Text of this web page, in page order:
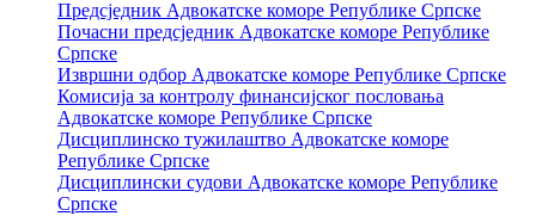
Предсједник Адвокатске коморе Републике Српске
Почасни предсједник Адвокатске коморе Републике
Српске
Извршни одбор Адвокатске коморе Републике Српске
Комисија за контролу финансијског пословања
Адвокатске коморе Републике Српске
Дисциплинско тужилаштво Адвокатске коморе
Републике Српске
Дисциплински судови Адвокатске коморе Републике
Српске